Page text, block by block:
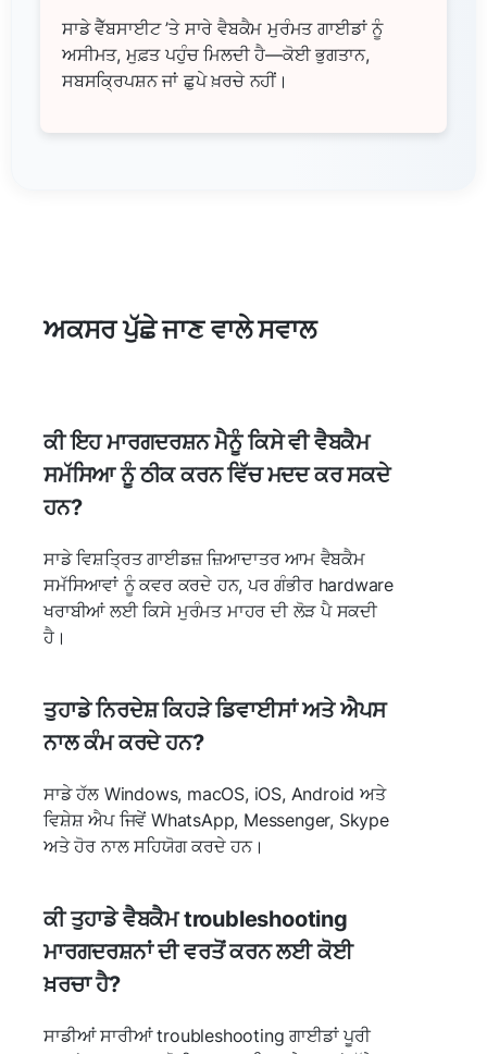
ਸਾਡੇ ਵੈੱਬਸਾਈਟ ’ਤੇ ਸਾਰੇ ਵੈਬਕੈਮ ਮੁਰੰਮਤ ਗਾਈਡਾਂ ਨੂੰ
ਅਸੀਮਤ, ਮੁਫ਼ਤ ਪਹੁੰਚ ਮਿਲਦੀ ਹੈ—ਕੋਈ ਭੁਗਤਾਨ,
ਸਬਸਕ੍ਰਿਪਸ਼ਨ ਜਾਂ ਛੁਪੇ ਖ਼ਰਚੇ ਨਹੀਂ।
ਅਕਸਰ ਪੁੱਛੇ ਜਾਣ ਵਾਲੇ ਸਵਾਲ
ਕੀ ਇਹ ਮਾਰਗਦਰਸ਼ਨ ਮੈਨੂੰ ਕਿਸੇ ਵੀ ਵੈਬਕੈਮ
ਸਮੱਸਿਆ ਨੂੰ ਠੀਕ ਕਰਨ ਵਿੱਚ ਮਦਦ ਕਰ ਸਕਦੇ
ਹਨ?
ਸਾਡੇ ਵਿਸ਼ਤ੍ਰਿਤ ਗਾਈਡਜ਼ ਜ਼ਿਆਦਾਤਰ ਆਮ ਵੈਬਕੈਮ
ਸਮੱਸਿਆਵਾਂ ਨੂੰ ਕਵਰ ਕਰਦੇ ਹਨ, ਪਰ ਗੰਭੀਰ hardware
ਖਰਾਬੀਆਂ ਲਈ ਕਿਸੇ ਮੁਰੰਮਤ ਮਾਹਰ ਦੀ ਲੋੜ ਪੈ ਸਕਦੀ
ਹੈ।
ਤੁਹਾਡੇ ਨਿਰਦੇਸ਼ ਕਿਹੜੇ ਡਿਵਾਈਸਾਂ ਅਤੇ ਐਪਸ
ਨਾਲ ਕੰਮ ਕਰਦੇ ਹਨ?
ਸਾਡੇ ਹੱਲ Windows, macOS, iOS, Android ਅਤੇ
ਵਿਸ਼ੇਸ਼ ਐਪ ਜਿਵੇਂ WhatsApp, Messenger, Skype
ਅਤੇ ਹੋਰ ਨਾਲ ਸਹਿਯੋਗ ਕਰਦੇ ਹਨ।
ਕੀ ਤੁਹਾਡੇ ਵੈਬਕੈਮ troubleshooting
ਮਾਰਗਦਰਸ਼ਨਾਂ ਦੀ ਵਰਤੋਂ ਕਰਨ ਲਈ ਕੋਈ
ਖ਼ਰਚਾ ਹੈ?
ਸਾਡੀਆਂ ਸਾਰੀਆਂ troubleshooting ਗਾਈਡਾਂ ਪੂਰੀ